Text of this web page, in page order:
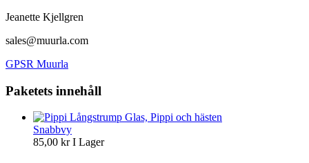
Jeanette Kjellgren
sales@muurla.com
GPSR Muurla
Paketets innehåll
Snabbvy
85,00 krI Lager